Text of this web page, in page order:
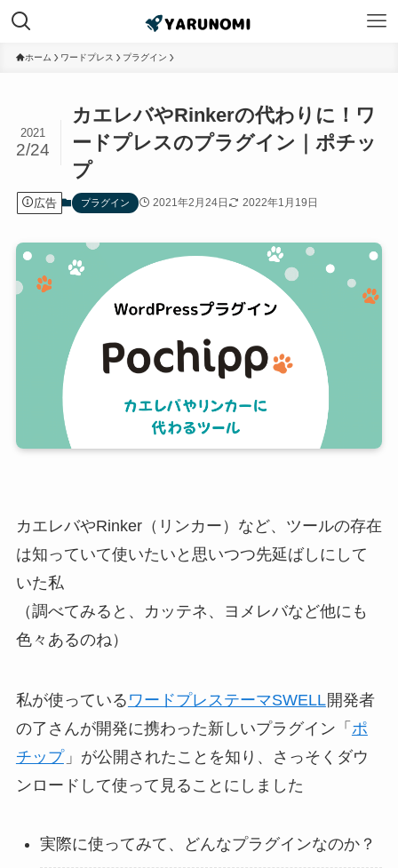
ホーム ワードプレス プラグイン
カエレバやRinkerの代わりに！ワ
ードプレスのプラグイン｜ポチッ
プ
2021
2/24
広告 プラグイン 2021年2月24日 2022年1月19日
カエレバやRinker（リンカー）など、ツールの存在
は知っていて使いたいと思いつつ先延ばしにして
いた私
（調べてみると、カッテネ、ヨメレバなど他にも
色々あるのね）
私が使っている ワードプレステーマSWELL開発者
の了さんが開発に携わった新しいプラグイン「 ポ
チップ」が公開されたことを知り、さっそくダウ
ンロードして使って見ることにしました
実際に使ってみて、どんなプラグインなのか？